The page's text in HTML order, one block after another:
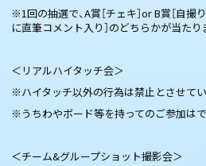
※1回の抽選で、A賞［チェキ］or B賞［自
に直筆コメント入り］のどちらかが当たり
＜リアルハイタッチ会＞
※ハイタッチ以外の行為は禁止とさせてい
※うちわやボード等を持ってのご参加はで
＜チーム&グループショット撮影会＞